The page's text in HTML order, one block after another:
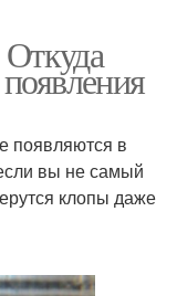
появляются в
вы не самый
клопы даже